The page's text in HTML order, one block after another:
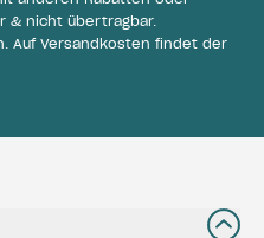
& nicht übertragbar.
Auf Versandkosten findet der